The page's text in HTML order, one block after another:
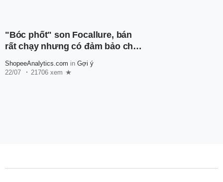
"Bóc phốt" son Focallure, bán
rất chạy nhưng có đảm bảo chất
ShopeeAnalytics.com in Gợi ý
22/07
21706 xem